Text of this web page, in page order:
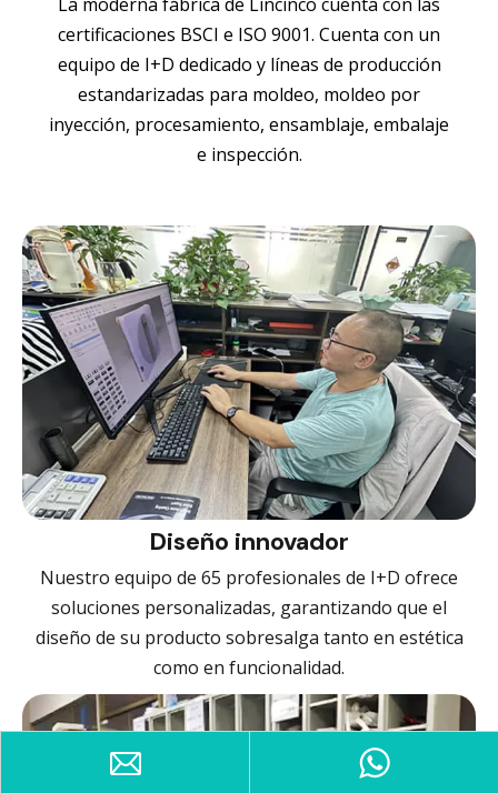
certificaciones BSCI e ISO 9001. Cuenta con un
equipo de I+D dedicado y líneas de producción
estandarizadas para moldeo, moldeo por
inyección, procesamiento, ensamblaje, embalaje
e inspección.
Diseño innovador
Nuestro equipo de 65 profesionales de I+D ofrece
soluciones personalizadas, garantizando que el
diseño de su producto sobresalga tanto en estética
como en funcionalidad.